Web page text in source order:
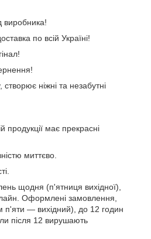
виробника!
по всій Україні!
створює ніжні та незабутні
продукції має прекрасні
миттєво.
щодня (п'ятниця вихідної),
Оформлені замовлення,
п'яти — вихідний), до 12 годин
після 12 вирушають